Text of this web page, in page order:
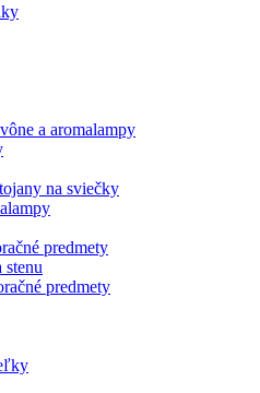
a aromalampy
na sviečky
predmety
stenu
predmety